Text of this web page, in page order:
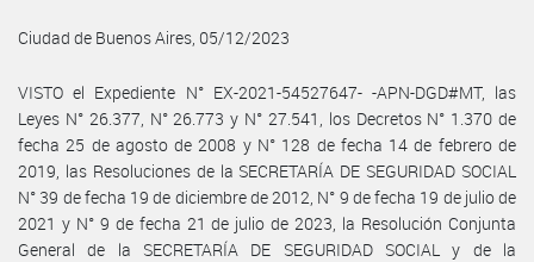
Ciudad de Buenos Aires, 05/12/2023
VISTO el Expediente N° EX-2021-54527647- -APN-DGD#MT, las
Leyes N° 26.377, N° 26.773 y N° 27.541, los Decretos N° 1.370 de
fecha 25 de agosto de 2008 y N° 128 de fecha 14 de febrero de
2019, las Resoluciones de la SECRETARÍA DE SEGURIDAD SOCIAL
N° 39 de fecha 19 de diciembre de 2012, N° 9 de fecha 19 de julio de
2021 y N° 9 de fecha 21 de julio de 2023, la Resolución Conjunta
General de la SECRETARÍA DE SEGURIDAD SOCIAL y de la